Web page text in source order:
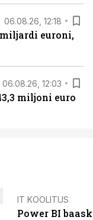
06.08.26, 12:18
euroni,
06.08.26, 12:03
miljoni euro
IT KOOLITUS
Power BI